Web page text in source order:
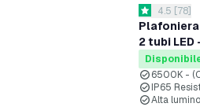
Plafoniera
2 tubi
6500K -
acciaio
apri il
4.5 stelle di
4.5 [78]
6500K -
IP65
Alta